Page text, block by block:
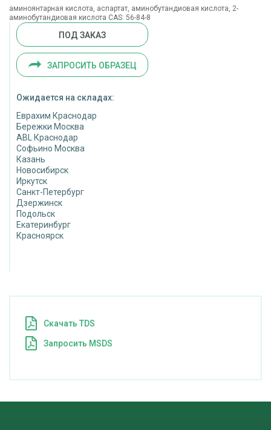
аминоянтарная кислота, аспартат, аминобутандиовая кислота, 2-
аминобутандиовая кислота CAS: 56-84-8
ПОД ЗАКАЗ
ЗАПРОСИТЬ ОБРАЗЕЦ
Ожидается на складах:
Еврахим Краснодар
Бережки Москва
ABL Краснодар
Софьино Москва
Казань
Новосибирск
Иркутск
Санкт-Петербург
Дзержинск
Подольск
Екатеринбург
Красноярск
Cкачать TDS
Запросить MSDS